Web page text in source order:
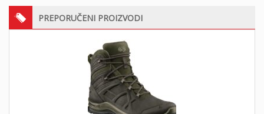
PREPORUČENI PROIZVODI